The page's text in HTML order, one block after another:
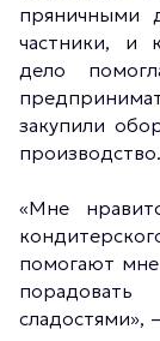
пряничными
частники, и
дело
закупили
производство.
«Мне
помогают мне
сладостями»,